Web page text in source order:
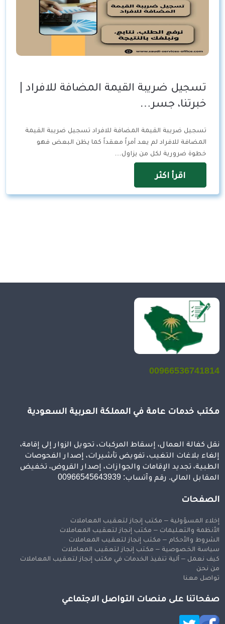
تسجيل ضريبة القيمة المضافة للافراد |
خبرتنا، جسر…
تسجيل ضريبة القيمة المضافة للافراد تسجيل ضريبة القيمة
المضافة للافراد لم يعد أمراً معقداً كما يظن البعض فهو
خطوة ضرورية لكل من يزاول…
اقرأ اكثر
00966536741814
مكتب خدمات عامة في المملكة العربية السعودية
نقل كفالة العمال، إسقاط المركبات، تحويل الزوار إلى إقامة،
إلغاء بلاغات التغيب، تفويض تأشيرات، إصدار الفحوصات
الطبية، تجديد الإقامات والجوازات، إصدار القروض، تخفيض
المقابل المالي. رقم وآتساب: 00966545643939
الصفحات
إخلاء المسؤولية – مكتب إنجاز لتعقيب المعاملات
الأنظمة والتعليمات – مكتب إنجاز لتعقيب المعاملات
الشروط والأحكام – مكتب إنجاز لتعقيب المعاملات
سياسة الخصوصية – مكتب إنجاز لتعقيب المعاملات
كيف نعمل – آلية تنفيذ الخدمات في مكتب إنجاز لتعقيب المعاملات
من نحن
تواصل معنا
صفحاتنا على منصات التواصل الاجتماعي